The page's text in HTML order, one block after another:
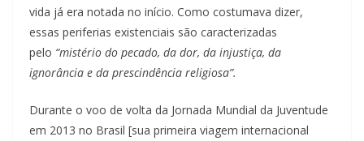
vida já era notada no início. Como costumava dizer,
essas periferias existenciais são caracterizadas
pelo “mistério do pecado, da dor, da injustiça, da
ignorância e da prescindência religiosa”.
Durante o voo de volta da Jornada Mundial da Juventude
em 2013 no Brasil [sua primeira viagem internacional